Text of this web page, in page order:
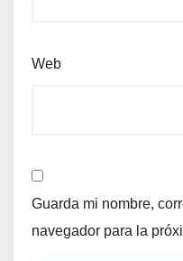
Web
Guarda mi nombre,
navegador para la